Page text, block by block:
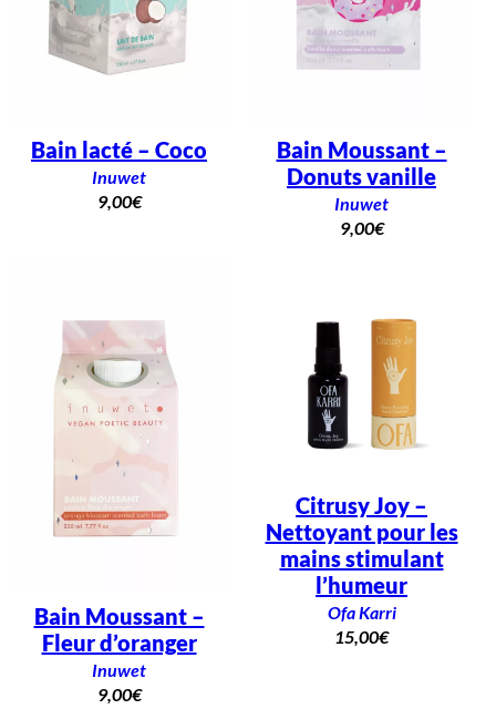
Bain lacté – Coco
Inuwet
9,00€
Bain Moussant –
Donuts vanille
Inuwet
9,00€
Bain Moussant –
Fleur d’oranger
Inuwet
9,00€
Citrusy Joy –
Nettoyant pour les
mains stimulant
l’humeur
Ofa Karri
15,00€